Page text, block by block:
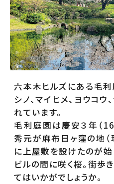
六本木ヒルズにある毛利
シノ、マイヒメ、ヨウコ
れています。
毛利庭園は慶安３年（
秀元が麻布日ヶ窪の地
に上屋敷を設けたのが始
ビルの間に咲く桜。街歩
てはいかがでしょうか。